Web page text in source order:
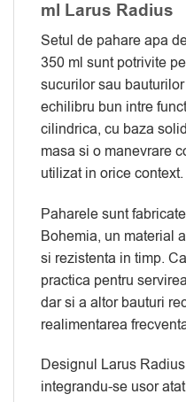
ml Larus Radius
Setul de pahare apa
350 ml sunt potrivite
sucurilor sau
echilibru bun intre
cilindrica, cu baza
masa si o manevrare
utilizat in orice context.
Paharele sunt
Bohemia, un material
si rezistenta in timp.
practica pentru
dar si a altor bauturi
realimentarea
Designul Larus
integrandu-se usor